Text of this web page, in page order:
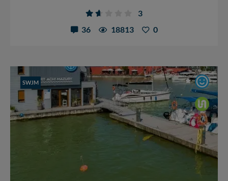
3
36
18813 0
SWJM